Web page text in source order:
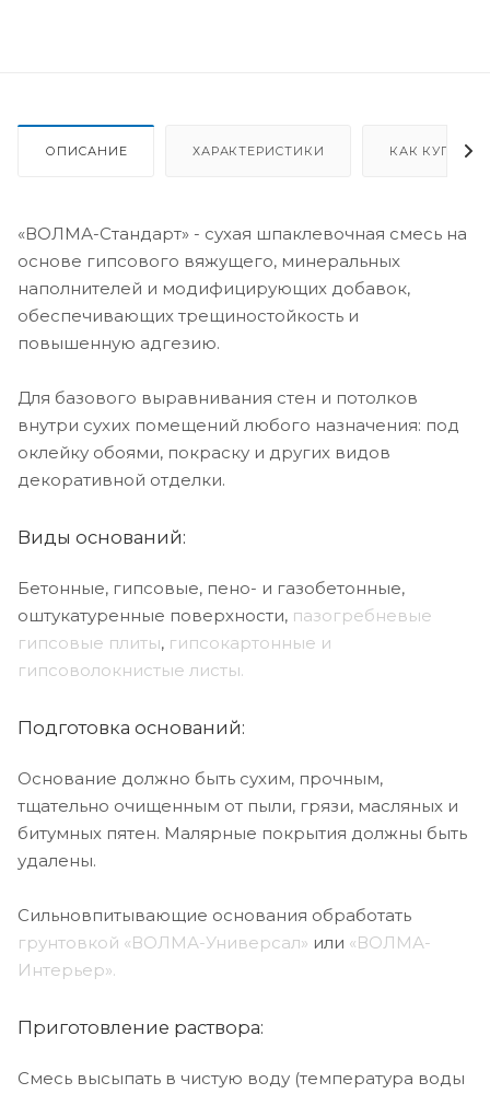
ОПИСАНИЕ ХАРАКТЕРИСТИКИ КАК КУПИТЬ
«ВОЛМА-Стандарт» - сухая шпаклевочная смесь на
основе гипсового вяжущего, минеральных
наполнителей и модифицирующих доба­вок,
обеспечивающих трещиностойкость и
повышенную адгезию.
Для базового выравнивания стен и потолков
внутри сухих помещений любого назначения: под
оклейку обоями, покраску и других видов
декоративной отделки.
Виды оснований:
Бетонные, гипсовые, пено- и газобетонные,
оштукатуренные поверхности, пазогребневые
гипсовые плиты, гипсокартонные и
гипсоволокнистые листы.
Подготовка оснований:
Основание должно быть сухим, прочным,
тщательно очищен­ным от пыли, грязи, масляных и
битумных пятен. Малярные покрытия должны быть
удалены.
Сильновпитывающие основания обработать
грунтовкой «ВОЛМА-Универсал» или «ВОЛМА-
Интерьер».
Приготовление раствора:
Смесь высыпать в чистую воду (температура воды